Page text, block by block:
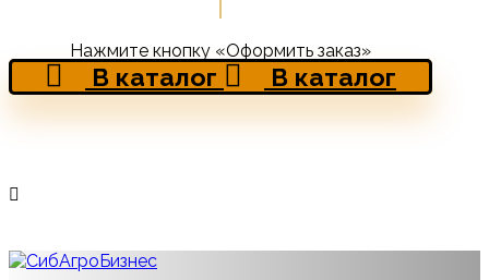
Нажмите кнопку «Оформить заказ»
В каталог В каталог